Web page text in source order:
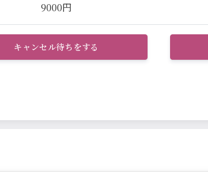
9000円
キャンセル待ちをする